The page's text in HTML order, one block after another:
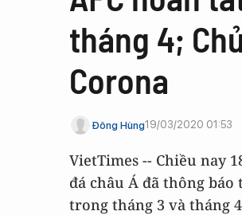
tháng 4;
Corona
Đông Hùng19/03/2020 01:53
VietTimes -- Chiều nay
đá châu Á đã thông
trong tháng 3 và tháng